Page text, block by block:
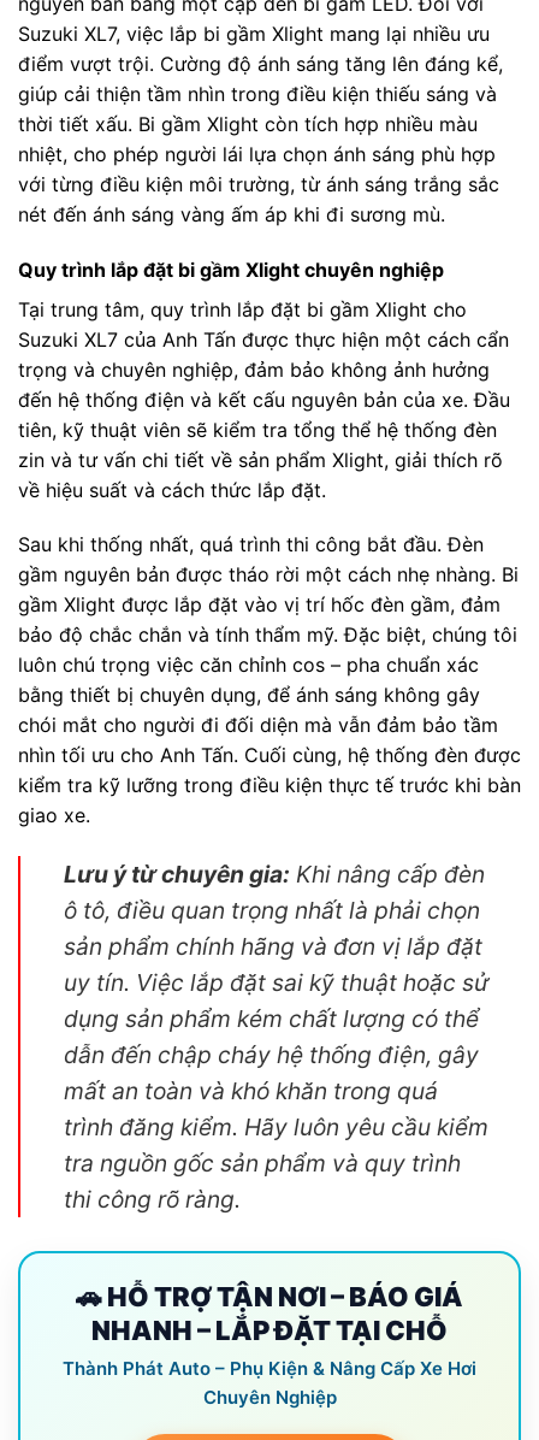
Suzuki XL7, việc lắp bi gầm Xlight mang lại nhiều ưu
điểm vượt trội. Cường độ ánh sáng tăng lên đáng kể,
giúp cải thiện tầm nhìn trong điều kiện thiếu sáng và
thời tiết xấu. Bi gầm Xlight còn tích hợp nhiều màu
nhiệt, cho phép người lái lựa chọn ánh sáng phù hợp
với từng điều kiện môi trường, từ ánh sáng trắng sắc
nét đến ánh sáng vàng ấm áp khi đi sương mù.
Quy trình lắp đặt bi gầm Xlight chuyên nghiệp
Tại trung tâm, quy trình lắp đặt bi gầm Xlight cho
Suzuki XL7 của Anh Tấn được thực hiện một cách cẩn
trọng và chuyên nghiệp, đảm bảo không ảnh hưởng
đến hệ thống điện và kết cấu nguyên bản của xe. Đầu
tiên, kỹ thuật viên sẽ kiểm tra tổng thể hệ thống đèn
zin và tư vấn chi tiết về sản phẩm Xlight, giải thích rõ
về hiệu suất và cách thức lắp đặt.
Sau khi thống nhất, quá trình thi công bắt đầu. Đèn
gầm nguyên bản được tháo rời một cách nhẹ nhàng. Bi
gầm Xlight được lắp đặt vào vị trí hốc đèn gầm, đảm
bảo độ chắc chắn và tính thẩm mỹ. Đặc biệt, chúng tôi
luôn chú trọng việc căn chỉnh cos – pha chuẩn xác
bằng thiết bị chuyên dụng, để ánh sáng không gây
chói mắt cho người đi đối diện mà vẫn đảm bảo tầm
nhìn tối ưu cho Anh Tấn. Cuối cùng, hệ thống đèn được
kiểm tra kỹ lưỡng trong điều kiện thực tế trước khi bàn
giao xe.
Lưu ý từ chuyên gia: Khi nâng cấp đèn
ô tô, điều quan trọng nhất là phải chọn
sản phẩm chính hãng và đơn vị lắp đặt
uy tín. Việc lắp đặt sai kỹ thuật hoặc sử
dụng sản phẩm kém chất lượng có thể
dẫn đến chập cháy hệ thống điện, gây
mất an toàn và khó khăn trong quá
trình đăng kiểm. Hãy luôn yêu cầu kiểm
tra nguồn gốc sản phẩm và quy trình
thi công rõ ràng.
🚗 HỖ TRỢ TẬN NƠI – BÁO GIÁ
NHANH – LẮP ĐẶT TẠI CHỖ
Thành Phát Auto – Phụ Kiện & Nâng Cấp Xe Hơi
Chuyên Nghiệp